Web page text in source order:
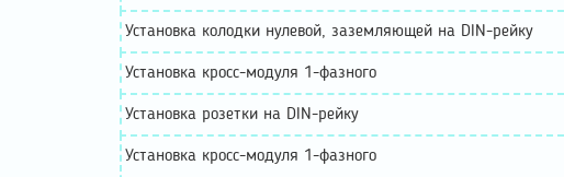
Установка колодки нулевой, заземляющей на DIN-рейку
Установка кросс-модуля 1-фазного
Установка розетки на DIN-рейку
Установка кросс-модуля 1-фазного